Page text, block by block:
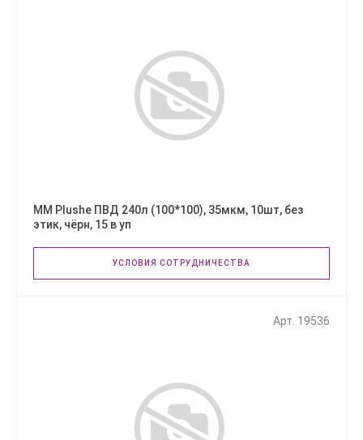
ММ Plushe ПВД 240л (100*100), 35мкм, 10шт, без
этик, чёрн, 15 в уп
УСЛОВИЯ СОТРУДНИЧЕСТВА
Арт. 19536